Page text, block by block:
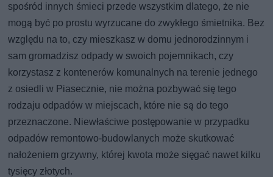
spośród innych śmieci przede wszystkim dlatego, że nie
mogą być po prostu wyrzucane do zwykłego śmietnika. Bez
względu na to, czy mieszkasz w domu jednorodzinnym i
sam gromadzisz odpady w swoich pojemnikach, czy
korzystasz z kontenerów komunalnych na terenie jednego
z osiedli w Piasecznie, nie można pozbywać się tego
rodzaju odpadów w miejscach, które nie są do tego
przeznaczone. Niewłaściwe postępowanie w przypadku
odpadów remontowo-budowlanych może skutkować
nałożeniem grzywny, której kwota może sięgać nawet kilku
tysięcy złotych.